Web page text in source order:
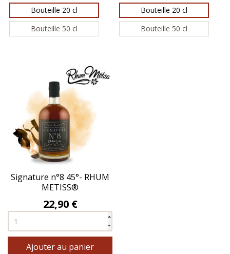
Bouteille 20 cl
Bouteille 50 cl
Bouteille 20 cl
Bouteille 50 cl
Signature n°8 45°- RHUM
METISS®
Prix
22,90 €
Ajouter au panier